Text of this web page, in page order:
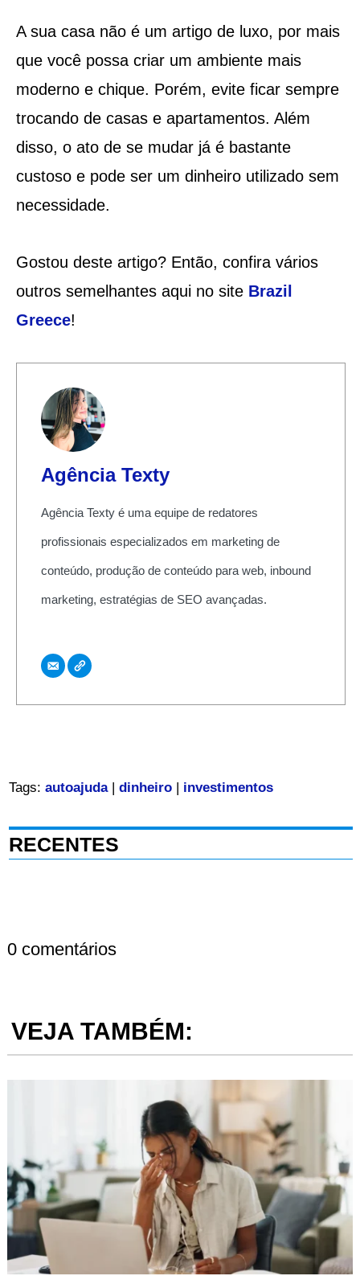
A sua casa não é um artigo de luxo, por mais
que você possa criar um ambiente mais
moderno e chique. Porém, evite ficar sempre
trocando de casas e apartamentos. Além
disso, o ato de se mudar já é bastante
custoso e pode ser um dinheiro utilizado sem
necessidade.
Gostou deste artigo? Então, confira vários
outros semelhantes aqui no site Brazil
Greece!
Agência Texty
Agência Texty é uma equipe de redatores
profissionais especializados em marketing de
conteúdo, produção de conteúdo para web, inbound
marketing, estratégias de SEO avançadas.
Tags: autoajuda| dinheiro| investimentos
RECENTES
0 comentários
VEJA TAMBÉM: